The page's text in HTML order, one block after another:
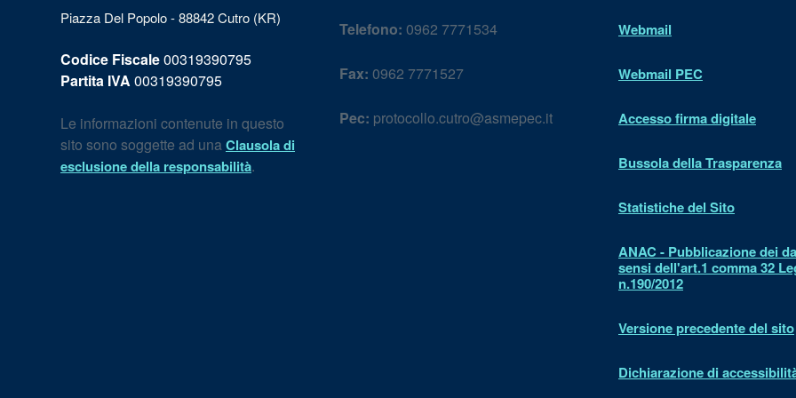
Piazza Del Popolo - 88842 Cutro (KR)
Codice Fiscale00319390795
Partita IVA 00319390795
Le informazioni contenute in questo
sito sono soggette ad unaClausola di
esclusione della responsabilità.
Telefono: 0962 7771534
Fax: 0962 7771527
Pec: protocollo.cutro@asmepec.it
Webmail
Webmail PEC
Accesso firma digitale
Bussola della Trasparenza
Statistiche del Sito
ANAC - Pubblicazione dei
sensi dell'art.1 comma 32
n.190/2012
Versione precedente del sito
Dichiarazione di